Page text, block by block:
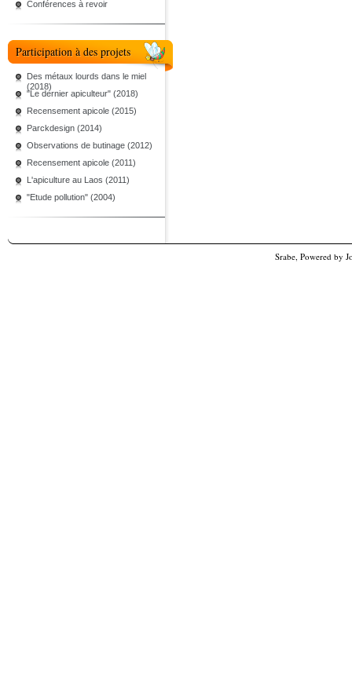
Conférences à revoir
Participation à des projets
Des métaux lourds dans le miel
(2018)
"Le dernier apiculteur" (2018)
Recensement apicole (2015)
Parckdesign (2014)
Observations de butinage (2012)
Recensement apicole (2011)
L'apiculture au Laos (2011)
"Etude pollution" (2004)
Srabe, Powered by